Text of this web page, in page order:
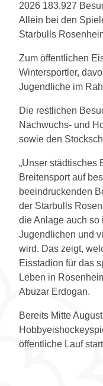
2026 183.927
Allein bei den
Starbulls
Zum öffentlichen
Wintersportler,
Jugendliche im
Die restlichen
Nachwuchs- und
sowie den
„Unser städtisches
Breitensport auf
beeindruckenden
der Starbulls
die Anlage auch so
Jugendlichen und
wird. Das zeigt,
Eisstadion für das
Leben in
Abuzar Erdogan.
Bereits Mitte
öffentliche Lauf